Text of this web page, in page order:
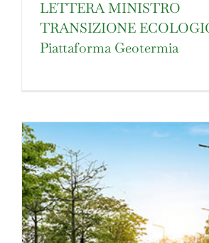
LETTERA MINISTRO
TRANSIZIONE
Piattaforma Geotermia